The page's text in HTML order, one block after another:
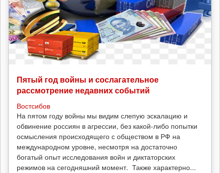
Пятый год войны и сослагательное
рассмотрение недавних событий
Востсибов
На пятом году войны мы видим слепую эскалацию и
обвинение россиян в агрессии, без какой-либо попытки
осмысления происходящего с обществом в РФ на
международном уровне, несмотря на достаточно
богатый опыт исследования войн и диктаторских
режимов на сегодняшний момент. Также характерно...